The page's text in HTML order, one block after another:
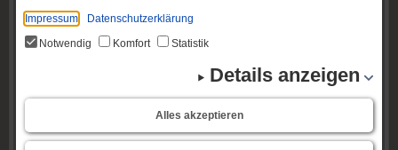
Impressum
Datenschutzerklärung
Notwendig
Komfort Statistik
Details anzeigen
Alles akzeptieren